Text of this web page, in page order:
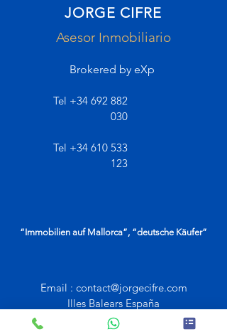
JORGE CIFRE
Asesor Inmobiliario
Brokered by eXp
Tel +34 692 882
030
Tel +34 610 533
123
“Immobilien auf Mallorca”, “deutsche Käufer”
Email : contact@jorgecifre.com
Illes Balears España